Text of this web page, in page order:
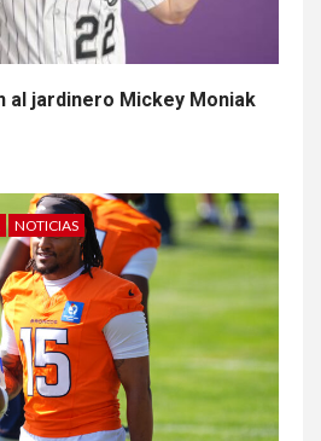
al jardinero Mickey Moniak
NOTICIAS